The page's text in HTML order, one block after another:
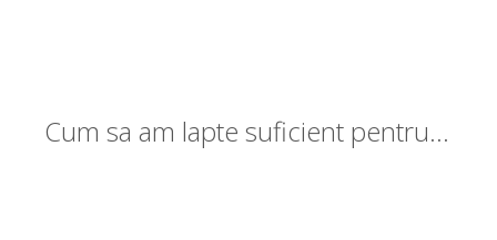
Cum sa am lapte suficient pentru bebelus